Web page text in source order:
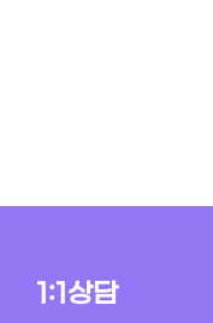
1:1상담